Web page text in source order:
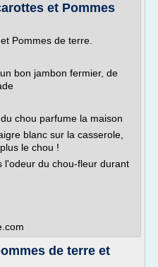
et Pommes
Pommes de terre.
bon jambon fermier, de
chou parfume la maison
blanc sur la casserole,
le chou !
l'odeur du chou-fleur durant
de terre et